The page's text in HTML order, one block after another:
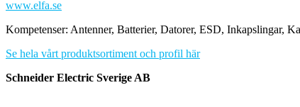
www.elfa.se
Kompetenser: Antenner, Batterier, Datorer, ESD, Inkapslingar,
Se hela vårt produktsortiment och profil här
Schneider Electric Sverige AB